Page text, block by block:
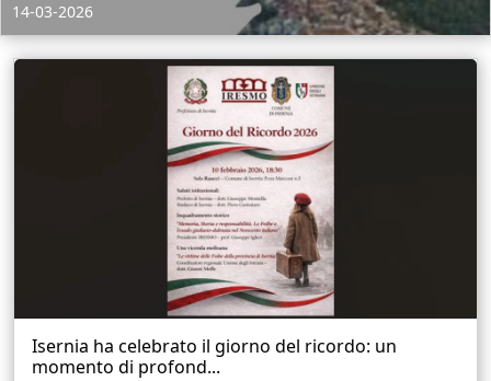
14-03-2026
Isernia ha celebrato il giorno del ricordo: un
momento di profond...